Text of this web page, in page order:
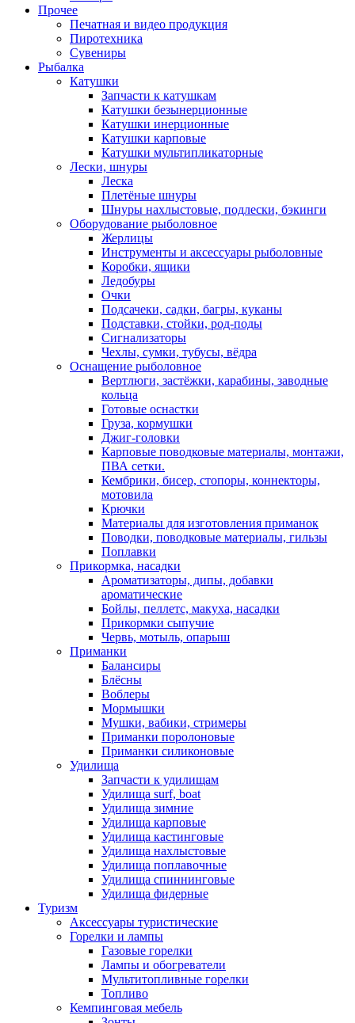
Прочее
Печатная и видео продукция
Пиротехника
Сувениры
Рыбалка
Катушки
Запчасти к катушкам
Катушки безынерционные
Катушки инерционные
Катушки карповые
Катушки мультипликаторные
Лески, шнуры
Леска
Плетёные шнуры
Шнуры нахлыстовые, подлески, бэкинги
Оборудование рыболовное
Жерлицы
Инструменты и аксессуары рыболовные
Коробки, ящики
Ледобуры
Очки
Подсачеки, садки, багры, куканы
Подставки, стойки, род-поды
Сигнализаторы
Чехлы, сумки, тубусы, вёдра
Оснащение рыболовное
Вертлюги, застёжки, карабины, заводные
кольца
Готовые оснастки
Груза, кормушки
Джиг-головки
Карповые поводковые материалы, монтажи,
ПВА сетки.
Кембрики, бисер, стопоры, коннекторы,
мотовила
Крючки
Материалы для изготовления приманок
Поводки, поводковые материалы, гильзы
Поплавки
Прикормка, насадки
Ароматизаторы, дипы, добавки
ароматические
Бойлы, пеллетс, макуха, насадки
Прикормки сыпучие
Червь, мотыль, опарыш
Приманки
Балансиры
Блёсны
Воблеры
Мормышки
Мушки, вабики, стримеры
Приманки поролоновые
Приманки силиконовые
Удилища
Запчасти к удилищам
Удилища surf, boat
Удилища зимние
Удилища карповые
Удилища кастинговые
Удилища нахлыстовые
Удилища поплавочные
Удилища спиннинговые
Удилища фидерные
Туризм
Аксессуары туристические
Горелки и лампы
Газовые горелки
Лампы и обогреватели
Мультитопливные горелки
Топливо
Кемпинговая мебель